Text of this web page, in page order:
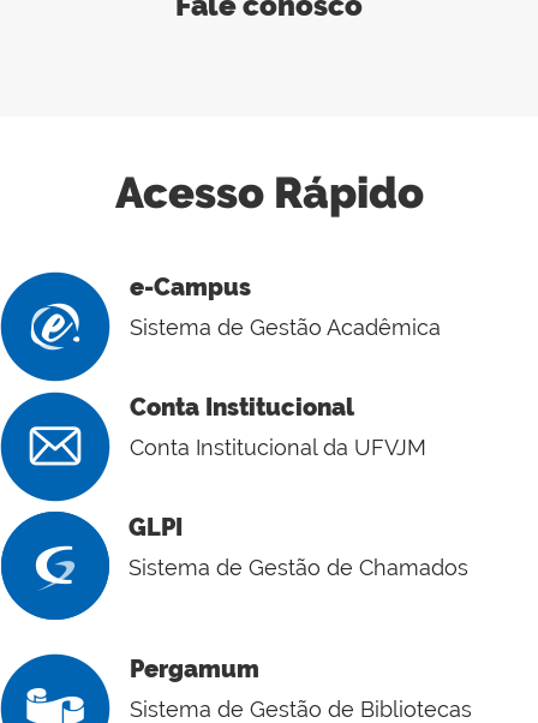
Acesso Rápido
e-Campus
Sistema de Gestão Acadêmica
Conta Institucional
Conta Institucional da UFVJM
GLPI
Sistema de Gestão de Chamados
Pergamum
Sistema de Gestão de Bibliotecas